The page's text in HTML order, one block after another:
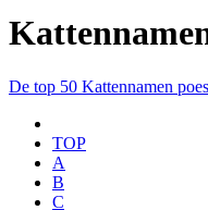
De top 50 Kattennamen poes
TOP
A
B
C